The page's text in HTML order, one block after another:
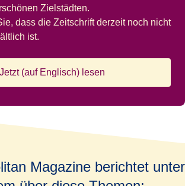
Zielstädten.
dass die Zeitschrift derzeit noch nicht
ist.
Jetzt (auf Englisch) lesen
Magazine berichtet unter